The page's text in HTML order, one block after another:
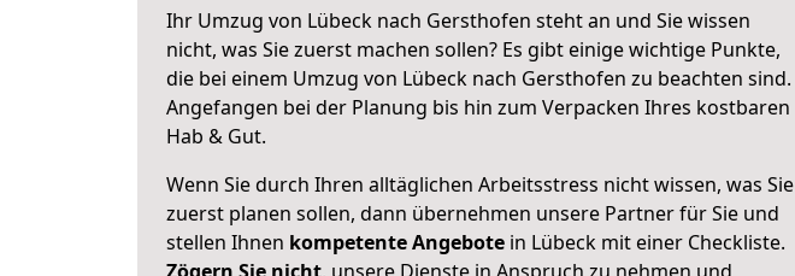
Ihr Umzug von Lübeck nach Gersthofen steht an und Sie wissen
nicht, was Sie zuerst machen sollen? Es gibt einige wichtige Punkte,
die bei einem Umzug von Lübeck nach Gersthofen zu beachten sind.
Angefangen bei der Planung bis hin zum Verpacken Ihres kostbaren
Hab & Gut.
Wenn Sie durch Ihren alltäglichen Arbeitsstress nicht wissen, was Sie
zuerst planen sollen, dann übernehmen unsere Partner für Sie und
stellen Ihnen kompetente Angebote in Lübeck mit einer Checkliste.